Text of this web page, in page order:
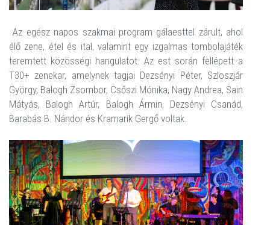
Az egész napos szakmai program gálaesttel zárult, ahol
élő zene, étel és ital, valamint egy izgalmas tombolajáték
teremtett közösségi hangulatot. Az est során fellépett a
T30+ zenekar, amelynek tagjai Dezsényi Péter, Szloszjár
György, Balogh Zsombor, Csőszi Mónika, Nagy Andrea, Sain
Mátyás, Balogh Artúr, Balogh Ármin, Dezsényi Csanád,
Barabás B. Nándor és Kramarik Gergő voltak.